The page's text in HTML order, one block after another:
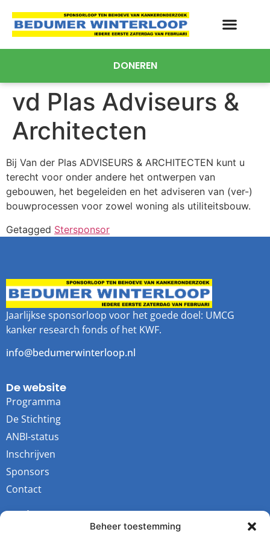
Beheer toestemming
DONEREN
vd Plas Adviseurs &
Architecten
Bij Van der Plas ADVISEURS & ARCHITECTEN kunt u
terecht voor onder andere het ontwerpen van
gebouwen, het begeleiden en het adviseren van (ver-)
bouwprocessen voor zowel woning als utiliteitsbouw.
Getagged Stersponsor
Jaarlijkse sponsorloop voor het goede doel: UMCG
kanker research fonds of het KWF.
info@bedumerwinterloop.nl
De website
Programma
De Stichting
ANBI-status
Inschrijven
Sponsors
Contact
Socials